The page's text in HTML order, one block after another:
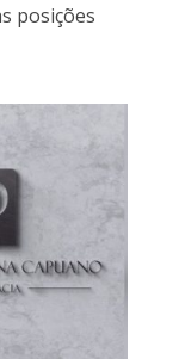
posições